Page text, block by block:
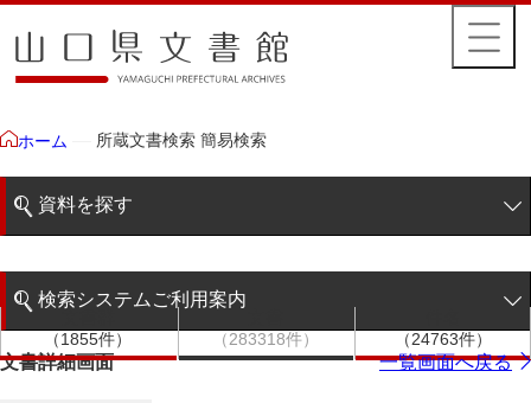
ホーム 所蔵文書検索 簡易検索
資料を探す
階層検索
検索システムご利用案内
検索システムの利用について
（1855件）
（283318件）
（24763件）
文書詳細画面 一覧画面へ戻る